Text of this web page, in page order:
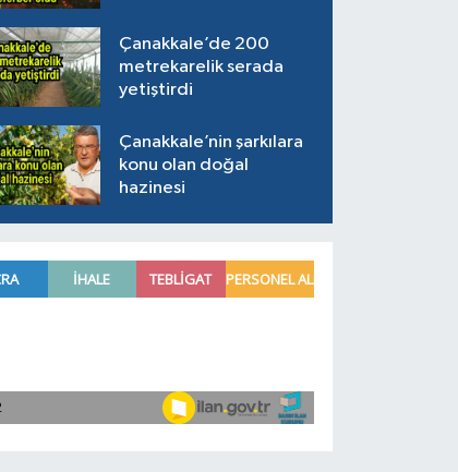
Çanakkale’de 200
metrekarelik serada
yetiştirdi
Çanakkale’nin şarkılara
konu olan doğal
hazinesi